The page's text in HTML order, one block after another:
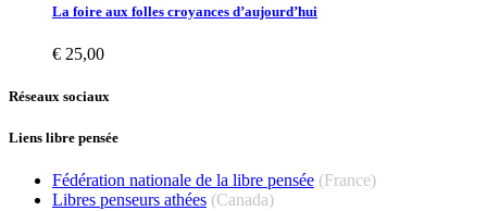
La foire aux folles croyances d’aujourd’hui
€ 25,00
Réseaux sociaux
Liens libre pensée
Fédération nationale de la libre pensée (France)
Libres penseurs athées (Canada)